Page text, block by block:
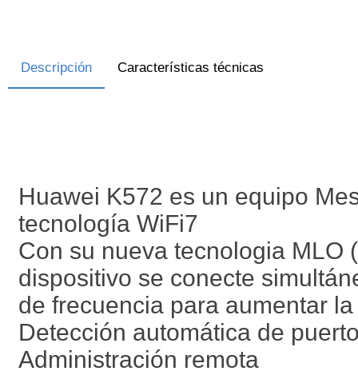
Descripción Características técnicas
Huawei K572 es un equipo
tecnología WiFi7
Con su nueva tecnologia MLO
dispositivo se conecte
de frecuencia para aumentar
Detección automática de
Administración remota